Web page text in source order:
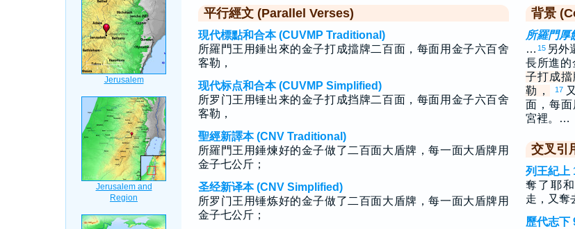
平行經文 (Parallel Verses)
現代標點和合本 (CUVMP Traditional)
所羅門王用錘出來的金子打成擋牌二百面，每面用金子六百舍
客勒，
现代标点和合本 (CUVMP Simplified)
所罗门王用锤出来的金子打成挡牌二百面，每面用金子六百舍
客勒，
聖經新譯本 (CNV Traditional)
所羅門王用錘煉好的金子做了二百面大盾牌，每一面大盾牌用
金子七公斤；
圣经新译本 (CNV Simplified)
所罗门王用锤炼好的金子做了二百面大盾牌，每一面大盾牌用
金子七公斤；
背景
所羅門厚
… 15 另外
長所進的
子打成
勒，
17
面，每
宮裡。…
交叉引
列王紀上
奪了耶
走，又奪
歷代志下